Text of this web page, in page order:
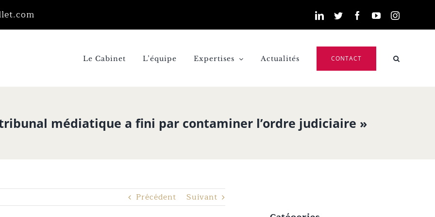
LinkedIn
TwitterFacebook
YouTube
Le Cabinet L’équipe Expertises Actualités CONTACT
médiatique a fini par contaminer l’ordre judiciaire »
Précédent Suivant